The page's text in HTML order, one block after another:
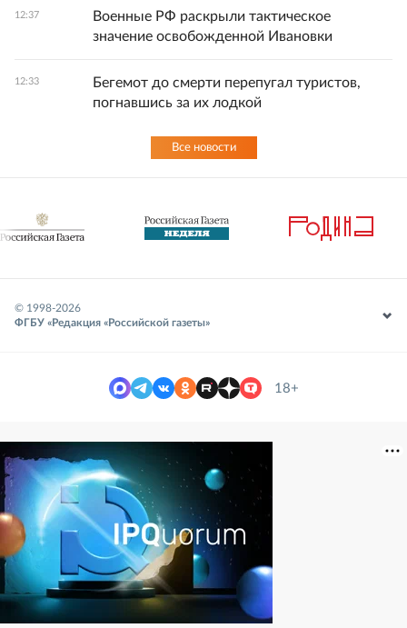
12:37
Военные РФ раскрыли тактическое
значение освобожденной Ивановки
12:33
Бегемот до смерти перепугал туристов,
погнавшись за их лодкой
Все новости
© 1998-2026
ФГБУ «Редакция «Российской газеты»
18+